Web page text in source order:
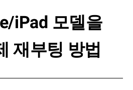
iPad 모델을
재부팅 방법